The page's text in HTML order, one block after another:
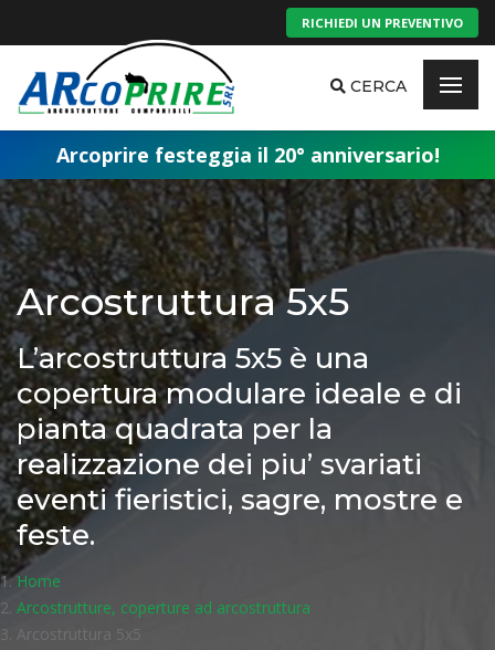
RICHIEDI UN PREVENTIVO
CERCA
Arcoprire festeggia il 20° anniversario!
Arcostruttura 5x5
L’arcostruttura 5x5 è una
copertura modulare ideale e di
pianta quadrata per la
realizzazione dei piu’ svariati
eventi fieristici, sagre, mostre e
feste.
Home
Arcostrutture, coperture ad arcostruttura
Arcostruttura 5x5